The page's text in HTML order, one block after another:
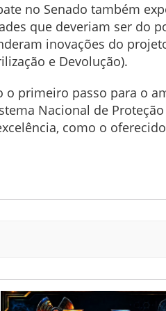
no Senado também
que deveriam ser do
inovações do
e Devolução).
o primeiro passo para o
Nacional de
como o